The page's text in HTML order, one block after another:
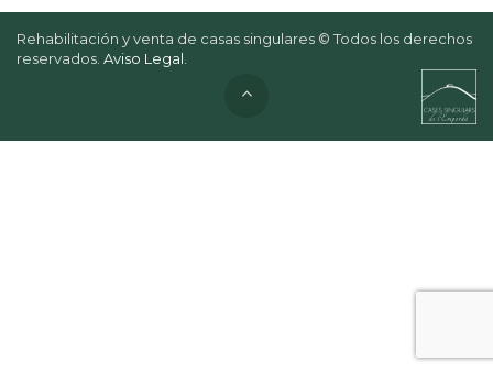
Rehabilitación y venta de casas singulares © Todos los derechos
reservados. Aviso Legal